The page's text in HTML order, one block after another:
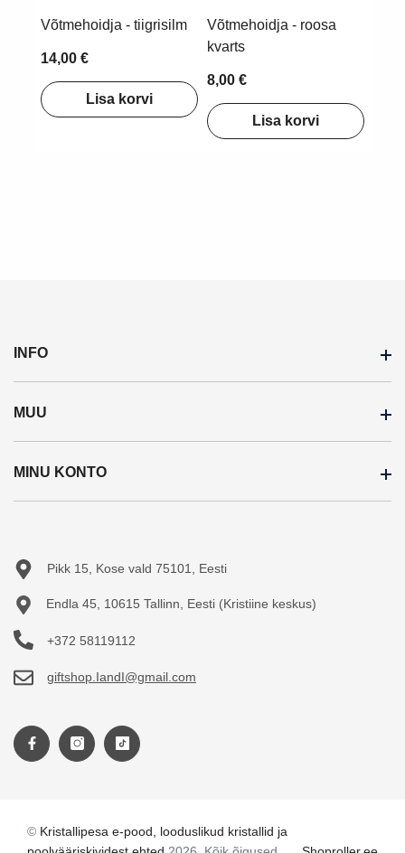
Võtmehoidja - tiigrisilm
14,00 €
Lisa korvi
Võtmehoidja - roosa
kvarts
8,00 €
Lisa korvi
INFO
Inspiratsioon
Meist
Ostujuhend
MUU
Soodustooted
Uued tooted
MINU KONTO
Tellimuste ajalugu
Tellitud tooted
Pikk 15, Kose vald 75101, Eesti
Endla 45, 10615 Tallinn, Eesti (Kristiine keskus)
+372 58119112
giftshop.IandI@gmail.com
© Kristallipesa e-pood, looduslikud kristallid ja